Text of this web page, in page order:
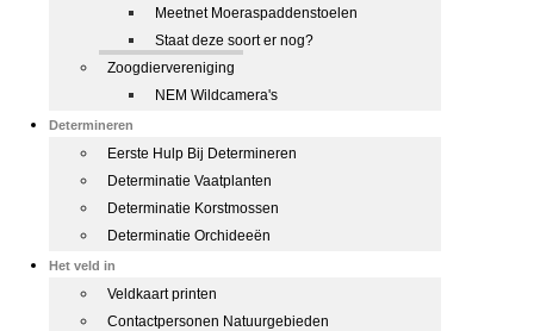
Meetnet Moeraspaddenstoelen
Staat deze soort er nog?
Zoogdiervereniging
NEM Wildcamera's
Determineren
Eerste Hulp Bij Determineren
Determinatie Vaatplanten
Determinatie Korstmossen
Determinatie Orchideeën
Het veld in
Veldkaart printen
Contactpersonen Natuurgebieden